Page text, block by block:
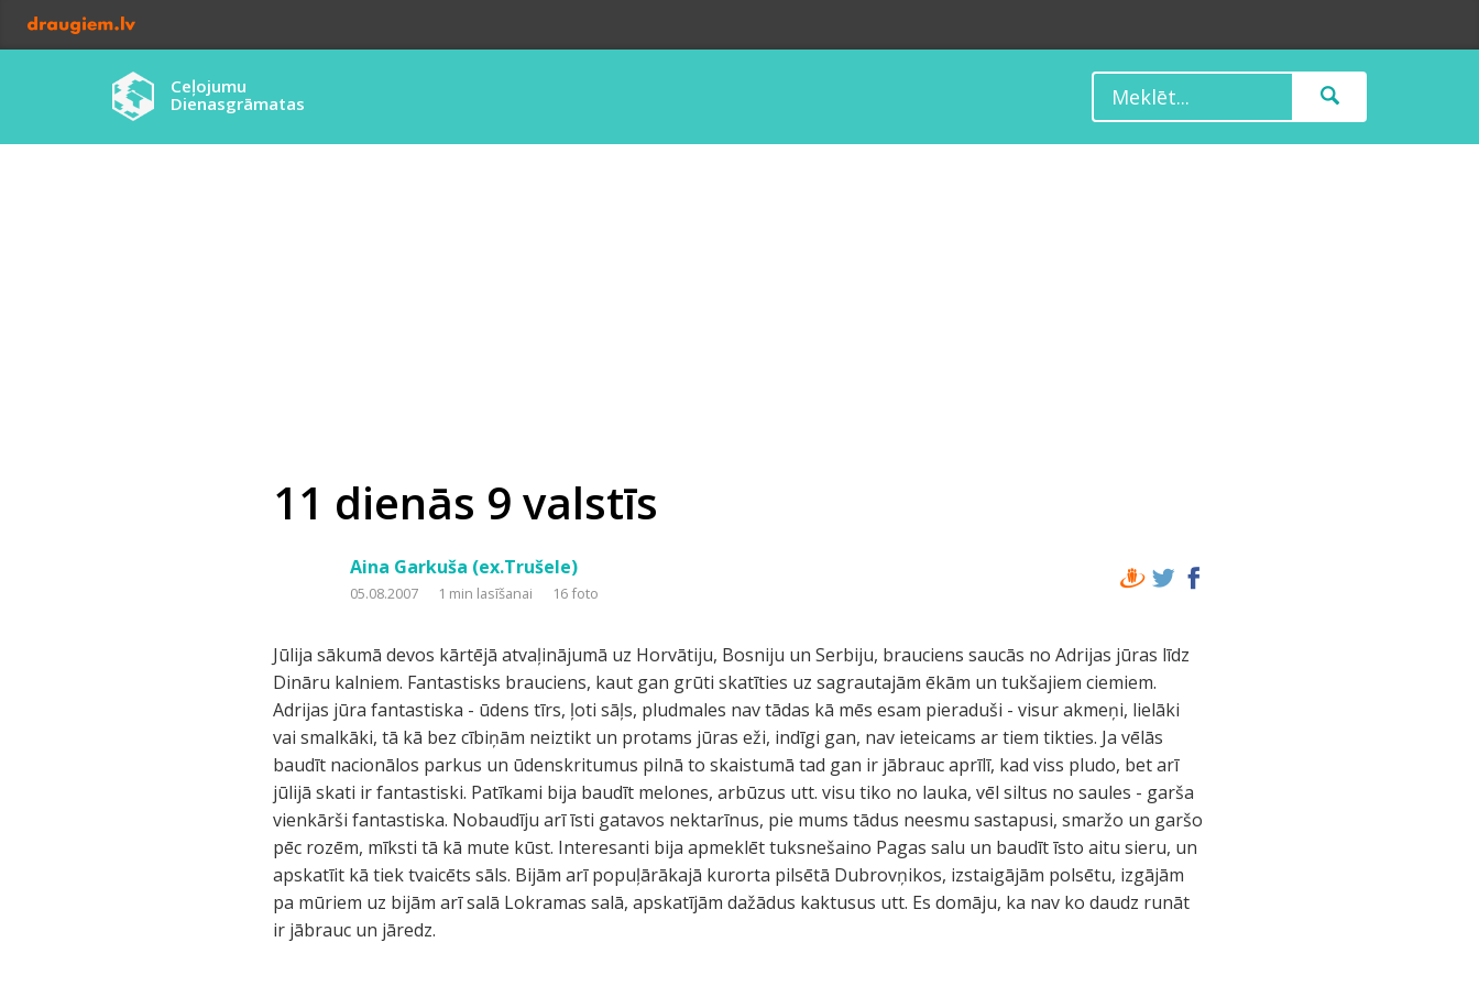
Ceļojumu
Dienasgrāmatas
11 dienās 9 valstīs
Aina Garkuša (ex.Trušele)
05.08.2007 1 min lasīšanai 16 foto
Jūlija sākumā devos kārtējā atvaļinājumā uz Horvātiju, Bosniju un Serbiju, brauciens saucās no Adrijas jūras līdz
Dināru kalniem. Fantastisks brauciens, kaut gan grūti skatīties uz sagrautajām ēkām un tukšajiem ciemiem.
Adrijas jūra fantastiska - ūdens tīrs, ļoti sāļs, pludmales nav tādas kā mēs esam pieraduši - visur akmeņi, lielāki
vai smalkāki, tā kā bez cībiņām neiztikt un protams jūras eži, indīgi gan, nav ieteicams ar tiem tikties. Ja vēlās
baudīt nacionālos parkus un ūdenskritumus pilnā to skaistumā tad gan ir jābrauc aprīlī, kad viss pludo, bet arī
jūlijā skati ir fantastiski. Patīkami bija baudīt melones, arbūzus utt. visu tiko no lauka, vēl siltus no saules - garša
vienkārši fantastiska. Nobaudīju arī īsti gatavos nektarīnus, pie mums tādus neesmu sastapusi, smaržo un garšo
pēc rozēm, mīksti tā kā mute kūst. Interesanti bija apmeklēt tuksnešaino Pagas salu un baudīt īsto aitu sieru, un
apskatīit kā tiek tvaicēts sāls. Bijām arī popuļārākajā kurorta pilsētā Dubrovņikos, izstaigājām polsētu, izgājām
pa mūriem uz bijām arī salā Lokramas salā, apskatījām dažādus kaktusus utt. Es domāju, ka nav ko daudz runāt
ir jābrauc un jāredz.